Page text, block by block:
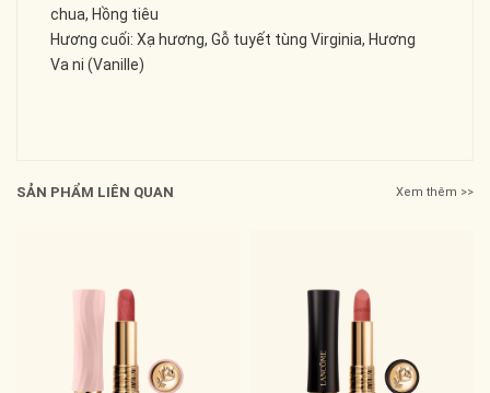
chua, Hồng tiêu
Hương cuối: Xạ hương, Gỗ tuyết tùng Virginia, Hương
Va ni (Vanille)
SẢN PHẨM LIÊN QUAN Xem thêm >>